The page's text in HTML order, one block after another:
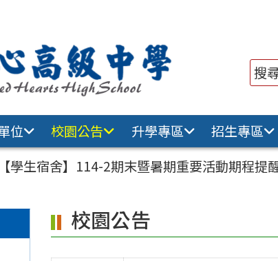
位 校園公告 升學專區 招生專區
【學生宿舍】114-2期末暨暑期重要活動期程提
校園公告